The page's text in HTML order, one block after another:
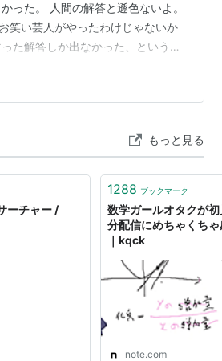
った。 人間の解答と遜色ないよ。
笑い芸人がやったわけじゃないか
た解答しか出なかった、というの
いお題が思いつかない、という致
！ あ、Copilotにお題を出してもら
感。
もっと見る
ーチャー /
1288 ブックマーク
数学ガールオタクが
分配信にめちゃくち
｜kqck
note.com